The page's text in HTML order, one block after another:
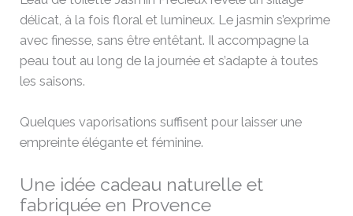
délicat, à la fois floral et lumineux. Le jasmin s’exprime
avec finesse, sans être entêtant. Il accompagne la
peau tout au long de la journée et s’adapte à toutes
les saisons.
Quelques vaporisations suffisent pour laisser une
empreinte élégante et féminine.
Une idée cadeau naturelle et
fabriquée en Provence